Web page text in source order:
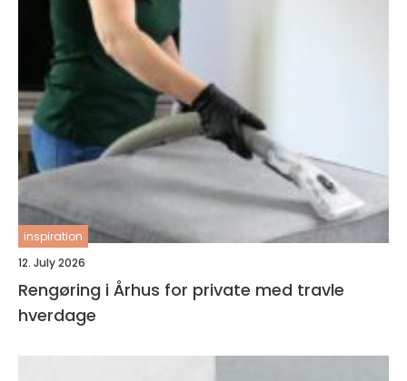
inspiration
12. July 2026
Rengøring i Århus for private med travle
hverdage